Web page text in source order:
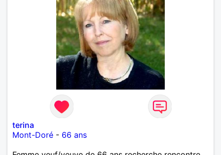
terina
Mont-Doré - 66 ans